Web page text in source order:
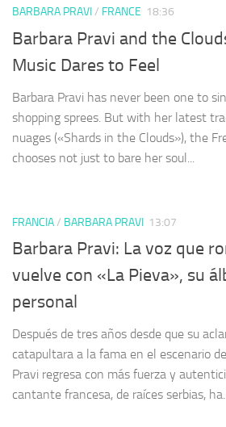
BARBARA PRAVI/ FRANCE 18:36
Barbara Pravi and the
Music Dares to Feel
Barbara Pravi has never been one to
shopping sprees. But with her latest
nuages («Shards in the Clouds»), the
chooses not just to bare her soul...
FRANCIA/ BARBARA PRAVI 13:07
Barbara Pravi: La voz que
vuelve con «La Pieva», su
personal
Después de tres años desde que su
catapultara a la fama en el escenario
Pravi regresa con más fuerza y
cantante francesa, de raíces serbias, ha...